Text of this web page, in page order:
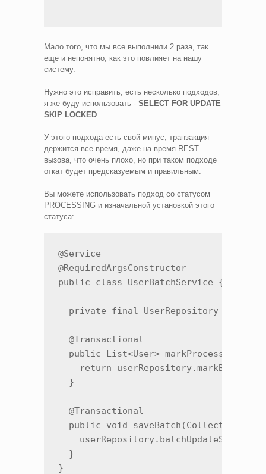
Мало того, что мы все выполнили 2 раза, так
еще и непонятно, как это повлияет на нашу
систему.
Нужно это исправить, есть несколько подходов,
я же буду использовать - SELECT FOR UPDATE
SKIP LOCKED
У этого подхода есть свой минус, транзакция
держится все время, даже на время REST
вызова, что очень плохо, но при таком подходе
откат будет предсказуемым и правильным.
Вы можете использовать подход со статусом
PROCESSING и изначальной установкой этого
статуса:
@Service
@RequiredArgsConstructor
public class UserBatchService {
private final UserRepository
  @Transactional
public List<User>
return
  }
  @Transactional
public void
  }
}